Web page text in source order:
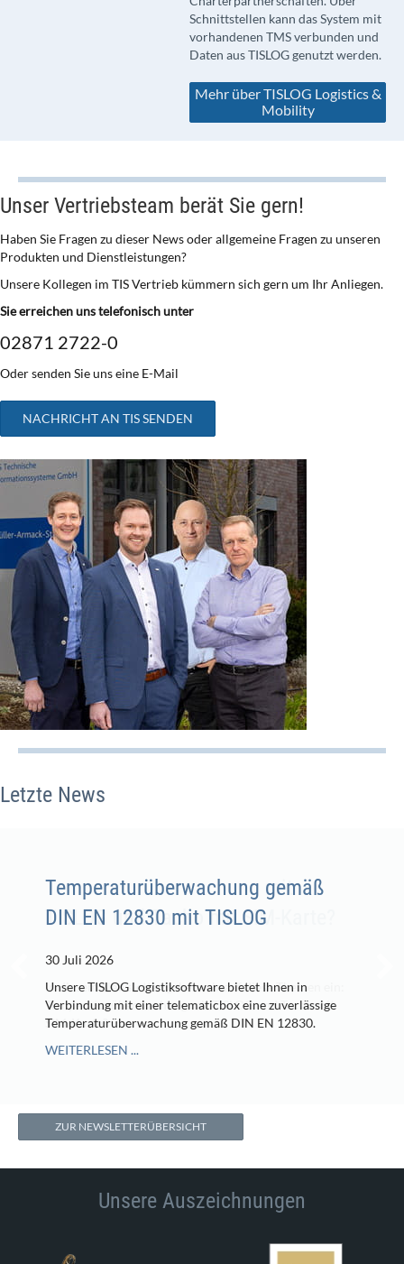
Schnittstellen kann das System mit
vorhandenen TMS verbunden und
Daten aus TISLOG genutzt werden.
Mehr über TISLOG Logistics &
Mobility
Unser Vertriebsteam berät Sie gern!
Haben Sie Fragen zu dieser News oder allgemeine Fragen zu unseren
Produkten und Dienstleistungen?
Unsere Kollegen im TIS Vertrieb kümmern sich gern um Ihr Anliegen.
Sie erreichen uns telefonisch unter
02871 2722-0
Oder senden Sie uns eine E-Mail
NACHRICHT AN TIS SENDEN
Letzte News
Temperaturüberwachung gemäß
DIN EN 12830 mit TISLOG
30 Juli 2026
Unsere TISLOG Logistiksoftware bietet Ihnen in
Verbindung mit einer telematicbox eine zuverlässige
Temperaturüberwachung gemäß DIN EN 12830.
WEITERLESEN ...
ZUR NEWSLETTERÜBERSICHT
Unsere Auszeichnungen